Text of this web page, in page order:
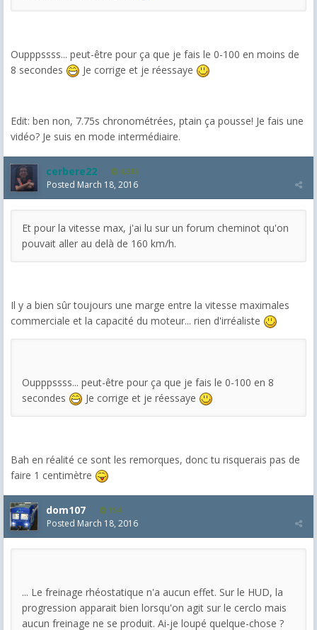
Oupppssss... peut-être pour ça que je fais le 0-100 en moins de
8 secondes
Je corrige et je réessaye
Edit: ben non, 7.75s chronométrées, ptain ça pousse! Je fais une
vidéo? Je suis en mode intermédiaire.
cerbere22 4,385
Posted March 18, 2016
Et pour la vitesse max, j'ai lu sur un forum cheminot qu'on
pouvait aller au delà de 160 km/h.
Il y a bien sûr toujours une marge entre la vitesse maximales
commerciale et la capacité du moteur... rien d'irréaliste
Oupppssss... peut-être pour ça que je fais le 0-100 en 8
secondes
Je corrige et je réessaye
Bah en réalité ce sont les remorques, donc tu risquerais pas de
faire 1 centimètre
dom107 154
Posted March 18, 2016
... Le freinage rhéostatique n'a aucun effet. Sur le HUD, la
progression apparait bien lorsqu'on agit sur le cerclo mais
aucun freinage ne se produit. Ai-je loupé quelque-chose ?